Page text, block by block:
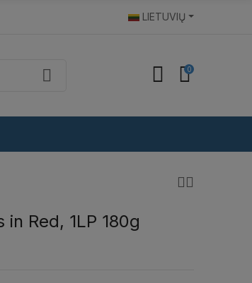
LIETUVIŲ
0
Red, 1LP 180g